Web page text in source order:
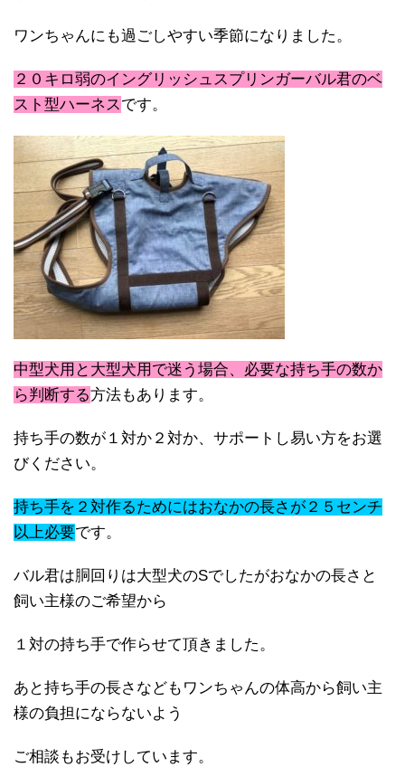
ワンちゃんにも過ごしやすい季節になりました。
２０キロ弱のイングリッシュスプリンガーバル君のベ
スト型ハーネスです。
中型犬用と大型犬用で迷う場合、必要な持ち手の数か
ら判断する方法もあります。
持ち手の数が１対か２対か、サポートし易い方をお選
びください。
持ち手を２対作るためにはおなかの長さが２５センチ
以上必要です。
バル君は胴回りは大型犬のSでしたがおなかの長さと
飼い主様のご希望から
１対の持ち手で作らせて頂きました。
あと持ち手の長さなどもワンちゃんの体高から飼い主
様の負担にならないよう
ご相談もお受けしています。